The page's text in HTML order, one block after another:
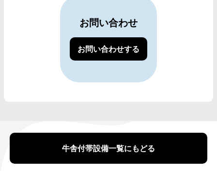
お問い合わせ
お問い合わせする
牛舎付帯設備一覧にもどる